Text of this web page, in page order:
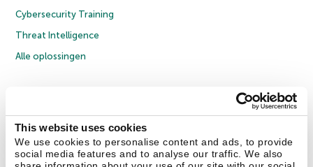
This website uses cookies
We use cookies to personalise content and ads, to provide
social media features and to analyse our traffic. We also
Cybersecurity Training
Threat Intelligence
Alle oplossingen
Privacybeleid
Licentieovereenkomst B2B
Cookies
Contact Us Over ons Partners Blog Resource Center
Persberichten